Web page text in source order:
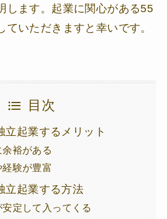
します。起業に関心がある55
ていただきますと幸いです。
目次
立起業するメリット
裕がある
験が豊富
立起業する方法
定して入ってくる